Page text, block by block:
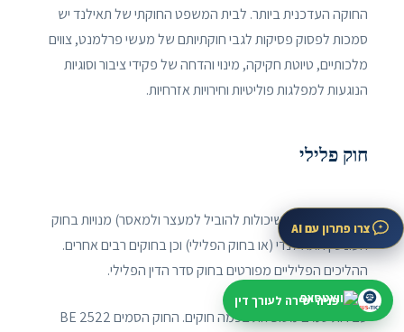
החוקה העדכנית ביותר. לבית המשפט החוקתי של תאילנד יש
סמכות לפסוק פסיקות לגבי חוקתיותם של מעשי פרלמנט, צווים
מלכותיים, טיוטת חקיקה, מינוי והדחה של פקידי ציבור וסוגיות
הנוגעות למפלגות פוליטיות וחירויות אזרחיות.
חוק פלילי
עבירות פליליות (שיכולות להוביל למעצר ולמאסר) מנויות בחוק
העונשין התאילנדי (או בחוק הפלילי) וכן בחוקים רבים אחרים.
ההליכים הפליליים מפורטים בחוק סדר הדין הפלילי.
עבירות סמים מטופלות בכמה חוקים. החוק הסמים BE 2522
צרו פתרון עם AI
פניה ישירה לעורך דין